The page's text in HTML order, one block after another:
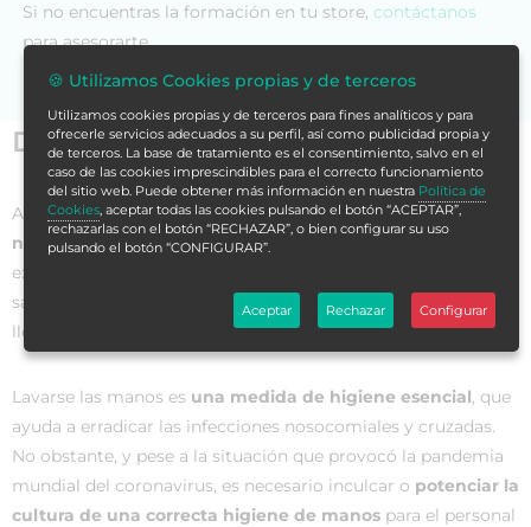
Datos generales
Aunque el personal de salud tenga losconocimientos
necesarios sobre la importancia de la higiene de manos,
existe una baja adherencia a dicha cultura en el entorno
sanitario. O, al menos, eso ocurría antes, ya que con la
llegada del Covid-19 toda esa cultura cambió.
Lavarse las manos es una medida de higiene esencial, que
ayuda a erradicar las infecciones nosocomiales y cruzadas.
No obstante, y pese a la situación que provocó la pandemia
mundial del coronavirus, es necesario inculcar o potenciar la
cultura de una correcta higiene de manos para el personal
Si no encuentras la formación en tu store, contáctanos
para asesorarte.
🍪 Utilizamos Cookies propias y de terceros
Utilizamos cookies propias y de terceros para fines analíticos y para
ofrecerle servicios adecuados a su perfil, así como publicidad propia y
de terceros. La base de tratamiento es el consentimiento, salvo en el
caso de las cookies imprescindibles para el correcto funcionamiento
del sitio web. Puede obtener más información en nuestra Política de
Cookies, aceptar todas las cookies pulsando el botón “ACEPTAR”,
rechazarlas con el botón “RECHAZAR”, o bien configurar su uso
pulsando el botón “CONFIGURAR”.
Aceptar Rechazar Configurar